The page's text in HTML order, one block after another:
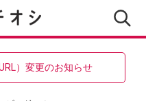
）変更のお知らせ